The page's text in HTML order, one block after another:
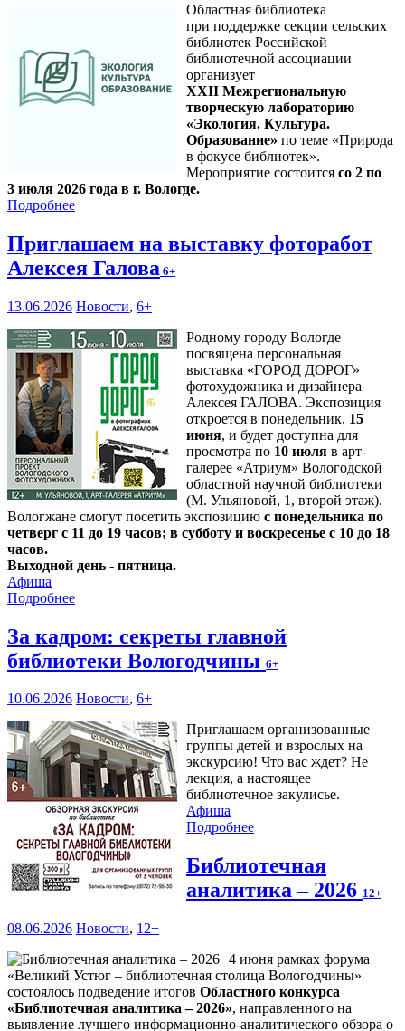
Областная библиотека
при поддержке секции сельских
библиотек Российской
библиотечной ассоциации
организует
XXII Межрегиональную
творческую лабораторию
«Экология. Культура.
Образование» по теме «Природа
в фокусе библиотек».
Мероприятие состоится со 2 по
3 июля 2026 года в г. Вологде.
Подробнее
Приглашаем на выставку фоторабот
Алексея Галова 6+
13.06.2026 Новости, 6+
Родному городу Вологде
посвящена персональная
выставка «ГОРОД ДОРОГ»
фотохудожника и дизайнера
Алексея ГАЛОВА. Экспозиция
откроется в понедельник, 15
июня, и будет доступна для
просмотра по 10 июля в арт-
галерее «Атриум» Вологодской
областной научной библиотеки
(М. Ульяновой, 1, второй этаж).
Вологжане смогут посетить экспозицию с понедельника по
четверг с 11 до 19 часов; в субботу и воскресенье с 10 до 18
часов.
Выходной день - пятница.
Афиша
Подробнее
За кадром: секреты главной
библиотеки Вологодчины 6+
10.06.2026 Новости, 6+
Приглашаем организованные
группы детей и взрослых на
экскурсию! Что вас ждет? Не
лекция, а настоящее
библиотечное закулисье.
Афиша
Подробнее
Библиотечная
аналитика – 2026 12+
08.06.2026 Новости, 12+
4 июня рамках форума
«Великий Устюг – библиотечная столица Вологодчины»
состоялось подведение итогов Областного конкурса
«Библиотечная аналитика – 2026», направленного на
выявление лучшего информационно-аналитического обзора о